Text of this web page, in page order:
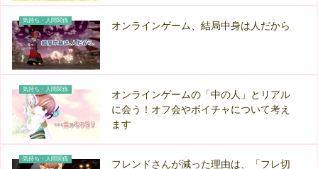
気持ち・人間関係 オンラインゲーム、結局中身は人だから
気持ち・人間関係
オンラインゲームの「中の人」とリアル
に会う！オフ会やボイチャについて考え
ます
気持ち・人間関係
フレンドさんが減った理由は、「フレ切